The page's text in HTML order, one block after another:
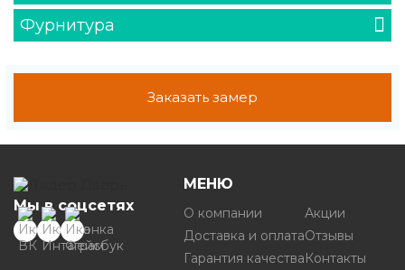
Фурнитура
Заказать замер
Мы в соцсетях
МЕНЮ
О компании
Доставка и оплата
Гарантия качества
Акции
Отзывы
Контакты